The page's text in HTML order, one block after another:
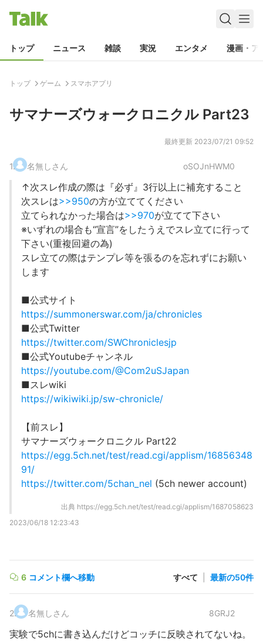
トップ ニュース 雑談 実況 エンタメ 漫画・ア
トップ ゲーム スマホアプリ
サマナーズウォークロニクル Part23
最終更新 2023/07/21 09:52
1. 名無しさん oSOJnHWM0
↑次スレ作成の際は『必ず』3行以上に補充すること
次スレは>>950の方が立ててください
立てられなかった場合は>>970が立てて下さい
※いずれの場合も“宣言”をしたうえでスレ立てに行って
下さい(重複回避の為)
スレ立ての際はテンプレ等を張るのを忘れずにお願い
します
■公式サイト
https://summonerswar.com/ja/chronicles
■公式Twitter
https://twitter.com/SWChroniclesjp
■公式Youtubeチャンネル
https://youtube.com/@Com2uSJapan
■スレwiki
https://wikiwiki.jp/sw-chronicle/
【前スレ】
サマナーズウォークロニクル Part22
https://egg.5ch.net/test/read.cgi/applism/16856348
91/
https://twitter.com/5chan_nel (5ch newer account)
出典 https://egg.5ch.net/test/read.cgi/applism/1687058623
2023/06/18 12:23:43
6 コメント欄へ移動 すべて 最新の50件
2. 名無しさん 8GRJ2
実験で5chに書き込んだけどコッチに反映されてないね。